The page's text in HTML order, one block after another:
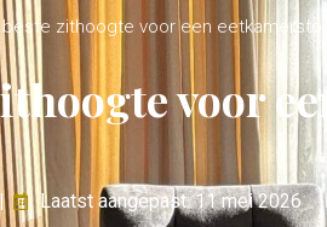
zithoogte voor een
voor
Laatst aangepast: 11 mei 2026